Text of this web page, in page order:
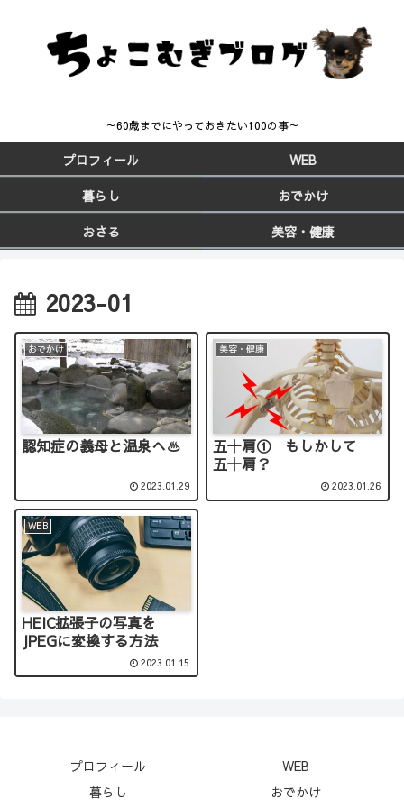
～60歳までにやっておきたい100の事～
プロフィール
WEB
暮らし
おでかけ
おさる
美容・健康
2023-01
おでかけ
認知症の義母と温泉へ♨
2023.01.29
美容・健康
五十肩① もしかして
五十肩？
2023.01.26
WEB
HEIC拡張子の写真を
JPEGに変換する方法
2023.01.15
プロフィール
WEB
暮らし
おでかけ